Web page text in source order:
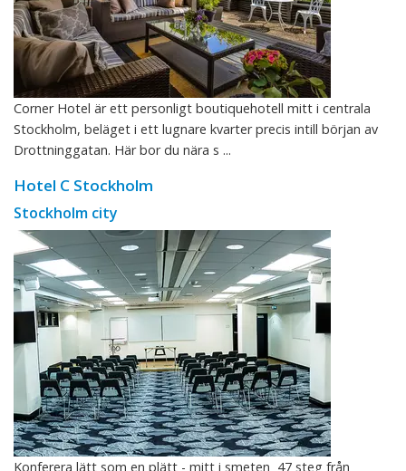
Corner Hotel är ett personligt boutiquehotell mitt i centrala
Stockholm, beläget i ett lugnare kvarter precis intill början av
Drottninggatan. Här bor du nära s ...
Hotel C Stockholm
Stockholm city
Konferera lätt som en plätt - mitt i smeten 47 steg från